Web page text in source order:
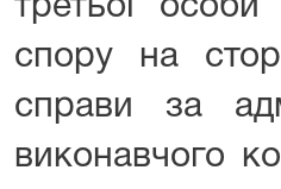
третьої
спору на
справи за
виконавчого